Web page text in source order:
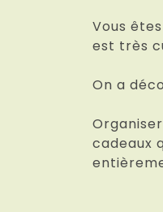
Vous
est très
On a
cadeaux